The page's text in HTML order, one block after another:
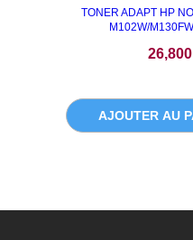
TONER ADAPT HP
M102W/
AJOUTER AU